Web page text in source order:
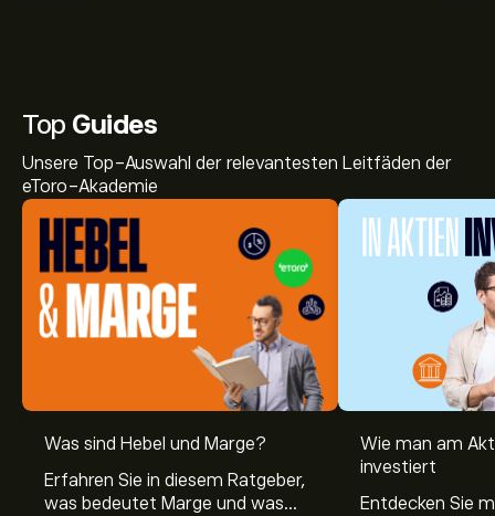
Top Guides
Unsere Top-Auswahl der relevantesten Leitfäden der
eToro-Akademie
Was sind Hebel und Marge?
Erfahren Sie in diesem Ratgeber,
was bedeutet Marge und was
Wie man am
investiert
Entdecken Sie